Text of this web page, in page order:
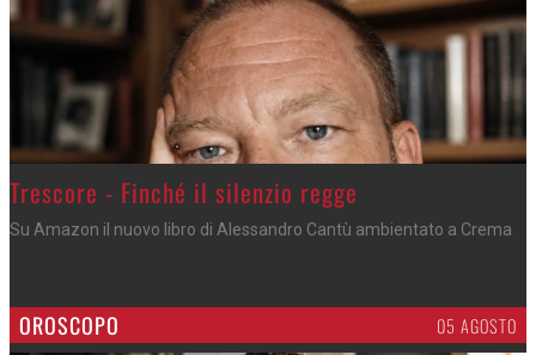
Trescore - Finché il silenzio regge
Su Amazon il nuovo libro di Alessandro Cantù ambientato a Crema
OROSCOPO 05 AGOSTO